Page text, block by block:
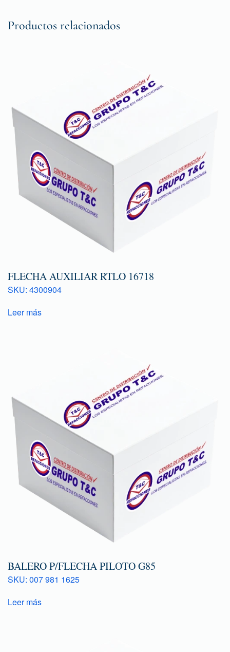
Productos relacionados
FLECHA AUXILIAR RTLO 16718
SKU: 4300904
Leer más
BALERO P/FLECHA PILOTO G85
SKU: 007 981 1625
Leer más